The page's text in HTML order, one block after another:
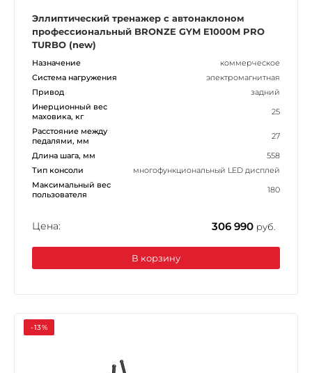
Эллиптический тренажер с автонаклоном
профессиональный BRONZE GYM E1000M PRO
TURBO (new)
Назначение
коммерческое
Система нагружения
электромагнитная
Привод
задний
Инерционный вес
маховика, кг
25
Расстояние между
педалями, мм
27
Длина шага, мм
558
Тип консоли
многофункциональный LED дисплей
Максимальный вес
пользователя
180
Цена: 306 990 руб.
В корзину
-13%